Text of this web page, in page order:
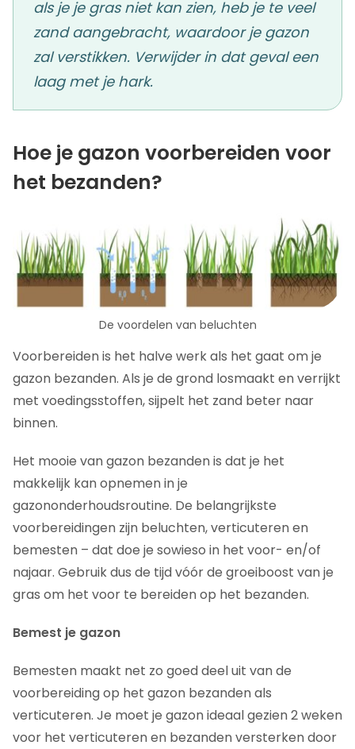
als je je gras niet kan zien, heb je te veel
zand aangebracht, waardoor je gazon
zal verstikken. Verwijder in dat geval een
laag met je hark.
Hoe je gazon voorbereiden voor
het bezanden?
De voordelen van beluchten
Voorbereiden is het halve werk als het gaat om je
gazon bezanden. Als je de grond losmaakt en verrijkt
met voedingsstoffen, sijpelt het zand beter naar
binnen.
Het mooie van gazon bezanden is dat je het
makkelijk kan opnemen in je
gazononderhoudsroutine. De belangrijkste
voorbereidingen zijn beluchten, verticuteren en
bemesten – dat doe je sowieso in het voor- en/of
najaar. Gebruik dus de tijd vóór de groeiboost van je
gras om het voor te bereiden op het bezanden.
Bemest je gazon
Bemesten maakt net zo goed deel uit van de
voorbereiding op het gazon bezanden als
verticuteren. Je moet je gazon ideaal gezien 2 weken
voor het verticuteren en bezanden versterken door